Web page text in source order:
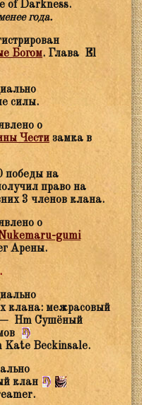
of Darkness.
года.
Богом. Глава El
силы.
о
Чести замка в
победы на
право на
3 членов клана.
о
gumi
Арены.
клана: межрасовый
— Hm Сушёный
Kate Beckinsale.
клан